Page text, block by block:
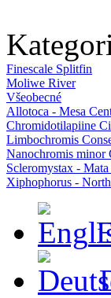
Finescale Splitfin
Moliwe River
Všeobecné
Allotoca - Mesa
Chromidotilapiine
Limbochromis
Nanochromis minor
Scleromystax -
Xiphophorus -